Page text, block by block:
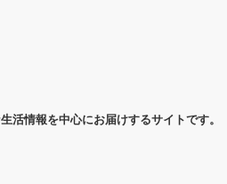
活情報を中心にお届けするサイトです。